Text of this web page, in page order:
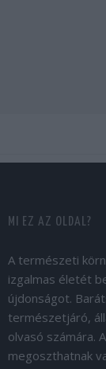
MI EZ AZ OLDAL?
A természeti
izgalmas életét
újdonságot.
természetjáró,
olvasó számára.
megoszthatnak